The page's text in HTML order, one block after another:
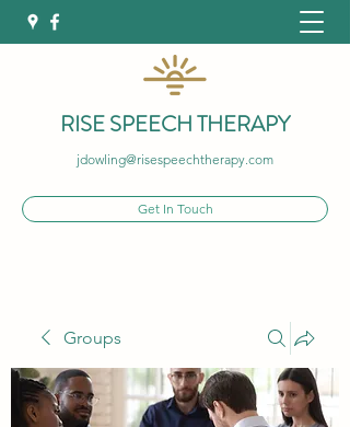
RISE SPEECH THERAPY
jdowling@risespeechtherapy.com
Get In Touch
Groups